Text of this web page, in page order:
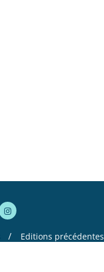
Editions précédentes